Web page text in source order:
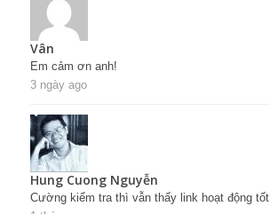
Vân
Em cảm ơn anh!
3 ngày ago
Hung Cuong Nguyễn
Cường kiểm tra thì vẫn thấy link hoạt động tốt.